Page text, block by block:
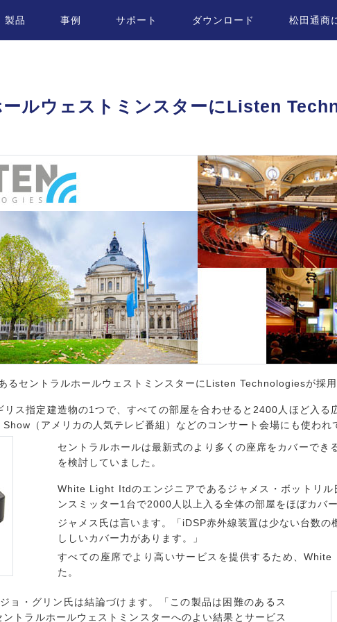
製品 事例 サポート ダウンロード 松田通商
ルウェストミンスターにListen
るセントラルホールウェストミンスターにListen Technologiesが採用
ス指定建造物の1つで、すべての部屋を合わせると2400人ほど入
（アメリカの人気テレビ番組）などのコンサート会場にも使われ
セントラルホールは最新式のより多くの座席をカバーでき
を検討していました。
White Light Itdのエンジニアであるジャメス・ボットリ
ンスミッター1台で2000人以上入る全体の部屋をほぼカバ
ジャメス氏は言います。「iDSP赤外線装置は少ない台数
ししいカバー力があります。」
すべての座席でより高いサービスを提供するため、
た。
ョ・グリン氏は結論づけます。「この製品は困難のあるス
トラルホールウェストミンスターへのよい結果とサービス